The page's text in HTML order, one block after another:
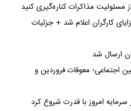
مسئولیت مذاکرات کناره‌گیری کنید
کارگران اعلام شد + جزئیات
ارسال شد
اجتماعی؛ معوقات فروردین و
امروز با قدرت شروع کرد